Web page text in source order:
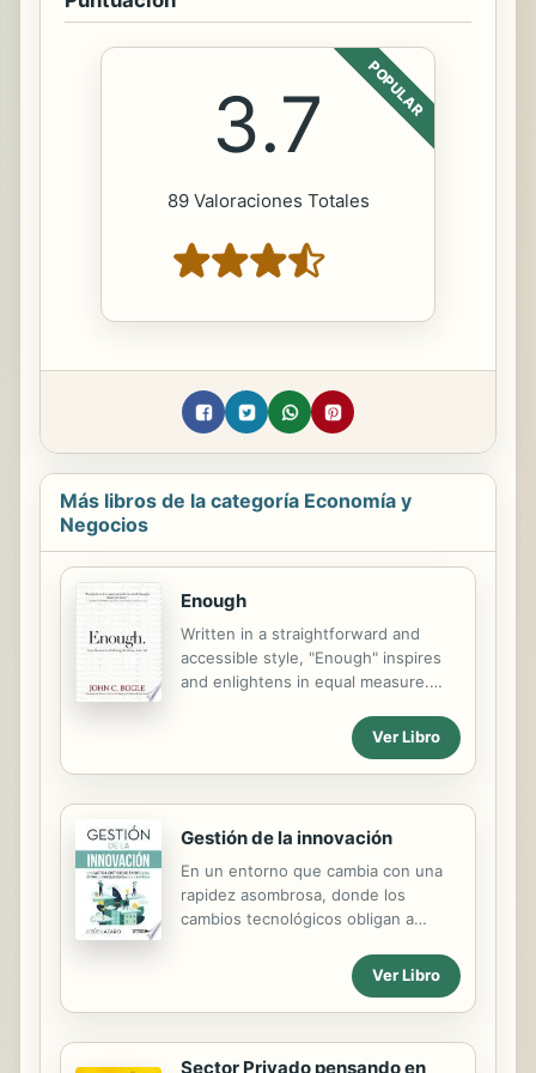
POPULAR
3.7
89 Valoraciones Totales
Más libros de la categoría Economía y
Negocios
Enough
Written in a straightforward and
accessible style, "Enough" inspires
and enlightens in equal measure.
on money, values, and what the true
Ver Libro
Gestión de la innovación
En un entorno que cambia con una
rapidez asombrosa, donde los
cambios tecnológicos obligan a
importantes en la estrategia de
empresa, puedes preguntarte si la
innovación es necesaria. La
respuesta es que la innovación "es
imprescindible". Innovar nos obliga a
Ver Libro
Sector Privado pensando en